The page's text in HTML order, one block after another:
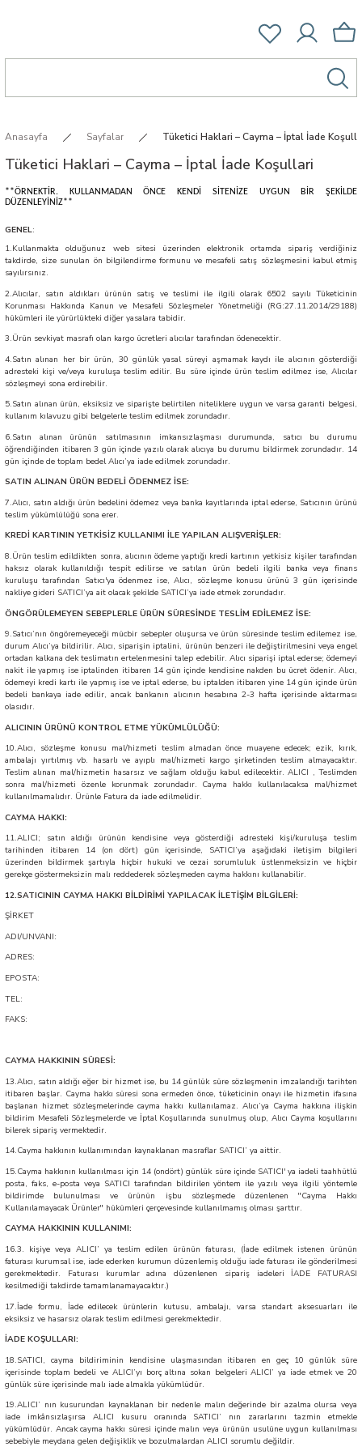
Anasayfa Sayfalar Tüketici Haklari – Cayma – İptal İade
Tüketici Haklari – Cayma – İptal İade Koşullari
**ÖRNEKTİR. KULLANMADAN ÖNCE KENDİ SİTENİZE UYGUN BİR ŞEKİLDE
DÜZENLEYİNİZ**
GENEL:
1.Kullanmakta olduğunuz web sitesi üzerinden elektronik ortamda sipariş verdiğiniz
takdirde, size sunulan ön bilgilendirme formunu ve mesafeli satış sözleşmesini kabul etmiş
sayılırsınız.
2.Alıcılar, satın aldıkları ürünün satış ve teslimi ile ilgili olarak 6502 sayılı Tüketicinin
Korunması Hakkında Kanun ve Mesafeli Sözleşmeler Yönetmeliği (RG:27.11.2014/29188)
hükümleri ile yürürlükteki diğer yasalara tabidir.
3.Ürün sevkiyat masrafı olan kargo ücretleri alıcılar tarafından ödenecektir.
4.Satın alınan her bir ürün, 30 günlük yasal süreyi aşmamak kaydı ile alıcının gösterdiği
adresteki kişi ve/veya kuruluşa teslim edilir. Bu süre içinde ürün teslim edilmez ise, Alıcılar
sözleşmeyi sona erdirebilir.
5.Satın alınan ürün, eksiksiz ve siparişte belirtilen niteliklere uygun ve varsa garanti belgesi,
kullanım kılavuzu gibi belgelerle teslim edilmek zorundadır.
6.Satın alınan ürünün satılmasının imkansızlaşması durumunda, satıcı bu durumu
öğrendiğinden itibaren 3 gün içinde yazılı olarak alıcıya bu durumu bildirmek zorundadır. 14
gün içinde de toplam bedel Alıcı’ya iade edilmek zorundadır.
SATIN ALINAN ÜRÜN BEDELİ ÖDENMEZ İSE:
7.Alıcı, satın aldığı ürün bedelini ödemez veya banka kayıtlarında iptal ederse, Satıcının ürünü
teslim yükümlülüğü sona erer.
KREDİ KARTININ YETKİSİZ KULLANIMI İLE YAPILAN ALIŞVERİŞLER:
8.Ürün teslim edildikten sonra, alıcının ödeme yaptığı kredi kartının yetkisiz kişiler tarafından
haksız olarak kullanıldığı tespit edilirse ve satılan ürün bedeli ilgili banka veya finans
kuruluşu tarafından Satıcı'ya ödenmez ise, Alıcı, sözleşme konusu ürünü 3 gün içerisinde
nakliye gideri SATICI’ya ait olacak şekilde SATICI’ya iade etmek zorundadır.
ÖNGÖRÜLEMEYEN SEBEPLERLE ÜRÜN SÜRESİNDE TESLİM EDİLEMEZ İSE:
9.Satıcı’nın öngöremeyeceği mücbir sebepler oluşursa ve ürün süresinde teslim edilemez ise,
durum Alıcı’ya bildirilir. Alıcı, siparişin iptalini, ürünün benzeri ile değiştirilmesini veya engel
ortadan kalkana dek teslimatın ertelenmesini talep edebilir. Alıcı siparişi iptal ederse; ödemeyi
nakit ile yapmış ise iptalinden itibaren 14 gün içinde kendisine nakden bu ücret ödenir. Alıcı,
ödemeyi kredi kartı ile yapmış ise ve iptal ederse, bu iptalden itibaren yine 14 gün içinde ürün
bedeli bankaya iade edilir, ancak bankanın alıcının hesabına 2-3 hafta içerisinde aktarması
olasıdır.
ALICININ ÜRÜNÜ KONTROL ETME YÜKÜMLÜLÜĞÜ:
10.Alıcı, sözleşme konusu mal/hizmeti teslim almadan önce muayene edecek; ezik, kırık,
ambalajı yırtılmış vb. hasarlı ve ayıplı mal/hizmeti kargo şirketinden teslim almayacaktır.
Teslim alınan mal/hizmetin hasarsız ve sağlam olduğu kabul edilecektir. ALICI , Teslimden
sonra mal/hizmeti özenle korunmak zorundadır. Cayma hakkı kullanılacaksa mal/hizmet
kullanılmamalıdır. Ürünle Fatura da iade edilmelidir.
CAYMA HAKKI:
11.ALICI; satın aldığı ürünün kendisine veya gösterdiği adresteki kişi/kuruluşa teslim
tarihinden itibaren 14 (on dört) gün içerisinde, SATICI’ya aşağıdaki iletişim bilgileri
üzerinden bildirmek şartıyla hiçbir hukuki ve cezai sorumluluk üstlenmeksizin ve hiçbir
gerekçe göstermeksizin malı reddederek sözleşmeden cayma hakkını kullanabilir.
12.SATICININ CAYMA HAKKI BİLDİRİMİ YAPILACAK İLETİŞİM BİLGİLERİ:
ŞİRKET
ADI/UNVANI:
ADRES:
EPOSTA:
TEL:
FAKS:
CAYMA HAKKININ SÜRESİ:
13.Alıcı, satın aldığı eğer bir hizmet ise, bu 14 günlük süre sözleşmenin imzalandığı tarihten
itibaren başlar. Cayma hakkı süresi sona ermeden önce, tüketicinin onayı ile hizmetin ifasına
başlanan hizmet sözleşmelerinde cayma hakkı kullanılamaz. Alıcı’ya Cayma hakkına ilişkin
bildirim Mesafeli Sözleşmelerde ve İptal Koşullarında sunulmuş olup, Alıcı Cayma koşullarını
bilerek sipariş vermektedir.
14.Cayma hakkının kullanımından kaynaklanan masraflar SATICI’ ya aittir.
15.Cayma hakkının kullanılması için 14 (ondört) günlük süre içinde SATICI' ya iadeli taahhütlü
posta, faks, e-posta veya SATICI tarafından bildirilen yöntem ile yazılı veya ilgili yöntemle
bildirimde bulunulması ve ürünün işbu sözleşmede düzenlenen "Cayma Hakkı
Kullanılamayacak Ürünler" hükümleri çerçevesinde kullanılmamış olması şarttır.
CAYMA HAKKININ KULLANIMI:
16.3. kişiye veya ALICI’ ya teslim edilen ürünün faturası, (İade edilmek istenen ürünün
faturası kurumsal ise, iade ederken kurumun düzenlemiş olduğu iade faturası ile gönderilmesi
gerekmektedir. Faturası kurumlar adına düzenlenen sipariş iadeleri İADE FATURASI
kesilmediği takdirde tamamlanamayacaktır.)
17.İade formu, İade edilecek ürünlerin kutusu, ambalajı, varsa standart aksesuarları ile
eksiksiz ve hasarsız olarak teslim edilmesi gerekmektedir.
İADE KOŞULLARI:
18.SATICI, cayma bildiriminin kendisine ulaşmasından itibaren en geç 10 günlük süre
içerisinde toplam bedeli ve ALICI’yı borç altına sokan belgeleri ALICI’ ya iade etmek ve 20
günlük süre içerisinde malı iade almakla yükümlüdür.
19.ALICI’ nın kusurundan kaynaklanan bir nedenle malın değerinde bir azalma olursa veya
iade imkânsızlaşırsa ALICI kusuru oranında SATICI’ nın zararlarını tazmin etmekle
yükümlüdür. Ancak cayma hakkı süresi içinde malın veya ürünün usulüne uygun kullanılması
sebebiyle meydana gelen değişiklik ve bozulmalardan ALICI sorumlu değildir.